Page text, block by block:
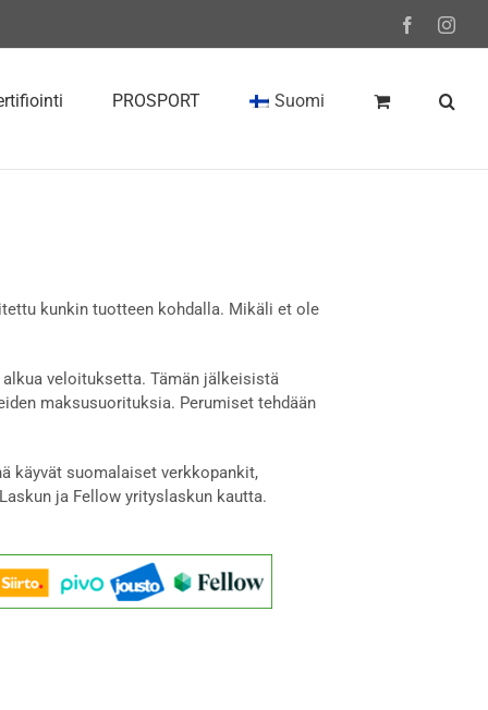
Facebook
PROSPORT Suomi
kunkin tuotteen kohdalla. Mikäli et ole
veloituksetta. Tämän jälkeisistä
maksusuorituksia. Perumiset tehdään
käyvät suomalaiset verkkopankit,
ja Fellow yrityslaskun kautta.